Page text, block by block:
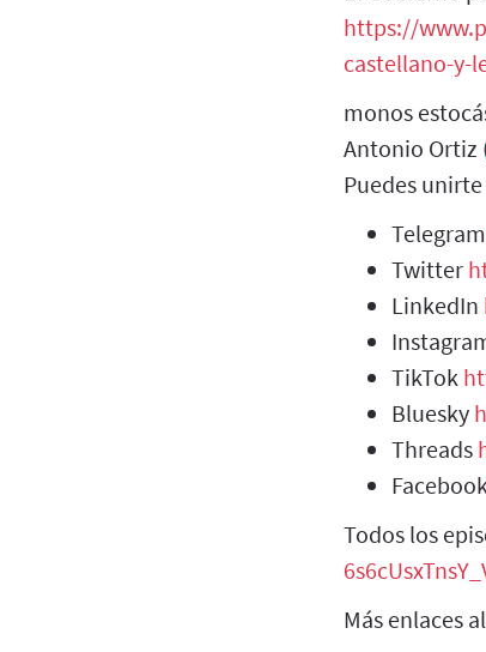
https://
castellano-y-
monos
Antonio Ortiz
Puedes
Telegram
Twitter
LinkedIn
TikTok
Bluesky
Threads
Facebook
Todos los
Más enlaces